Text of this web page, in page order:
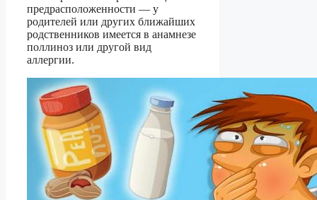
предрасположенности — у
родителей или других ближайших
родственников имеется в анамнезе
поллиноз или другой вид
аллергии.